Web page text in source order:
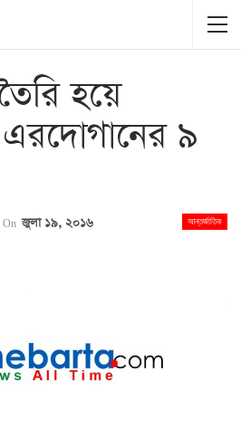
হয়ে
এরদোগানের ৯
আন্তর্জাতিক
On জুলা ১৯, ২০১৬